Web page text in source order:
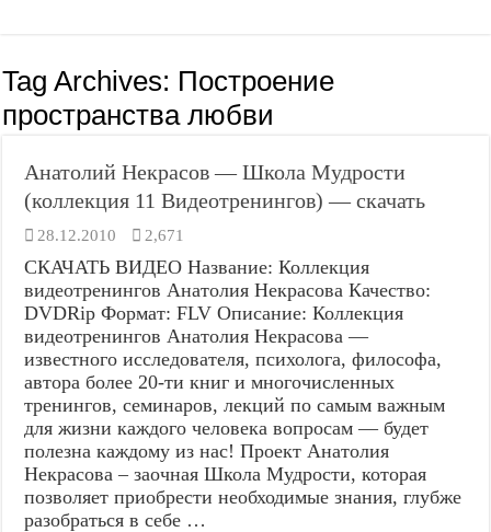
Tag Archives: Построение
пространства любви
Анатолий Некрасов — Школа Мудрости
(коллекция 11 Видеотренингов) — скачать
28.12.2010 2,671
СКАЧАТЬ ВИДЕО Название: Коллекция
видеотренингов Анатолия Некрасова Качество:
DVDRip Формат: FLV Описание: Коллекция
видеотренингов Анатолия Некрасова —
известного исследователя, психолога, философа,
автора более 20-ти книг и многочисленных
тренингов, семинаров, лекций по самым важным
для жизни каждого человека вопросам — будет
полезна каждому из нас! Проект Анатолия
Некрасова – заочная Школа Мудрости, которая
позволяет приобрести необходимые знания, глубже
разобраться в себе …